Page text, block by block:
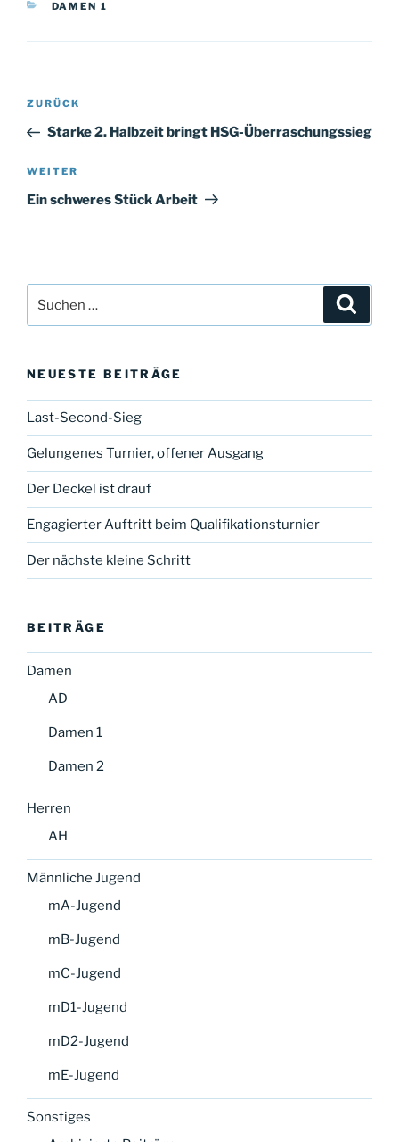
KATEGORIEN
DAMEN 1
Beitragsnavigation
Vorheriger
Beitrag
ZURÜCK
Starke 2. Halbzeit bringt HSG-Überraschungssieg
Nächster
Beitrag
WEITER
Ein schweres Stück Arbeit
nach:
NEUESTE BEITRÄGE
Last-Second-Sieg
Gelungenes Turnier, offener Ausgang
Der Deckel ist drauf
Engagierter Auftritt beim Qualifikationsturnier
Der nächste kleine Schritt
BEITRÄGE
Damen
AD
Damen 1
Damen 2
Herren
AH
Männliche Jugend
mA-Jugend
mB-Jugend
mC-Jugend
mD1-Jugend
mD2-Jugend
mE-Jugend
Sonstiges